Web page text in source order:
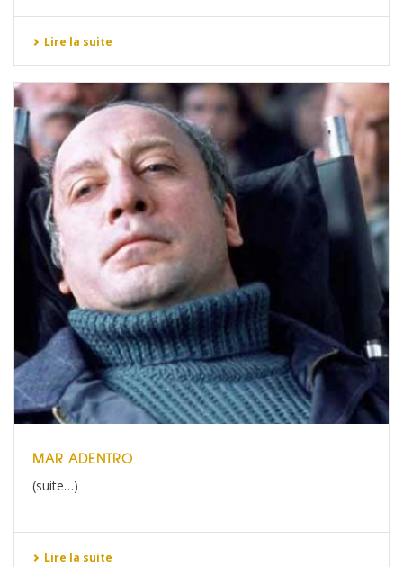
Lire la suite
MAR ADENTRO
(suite…)
Lire la suite